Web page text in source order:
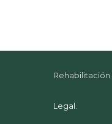
Rehabilitación
Legal